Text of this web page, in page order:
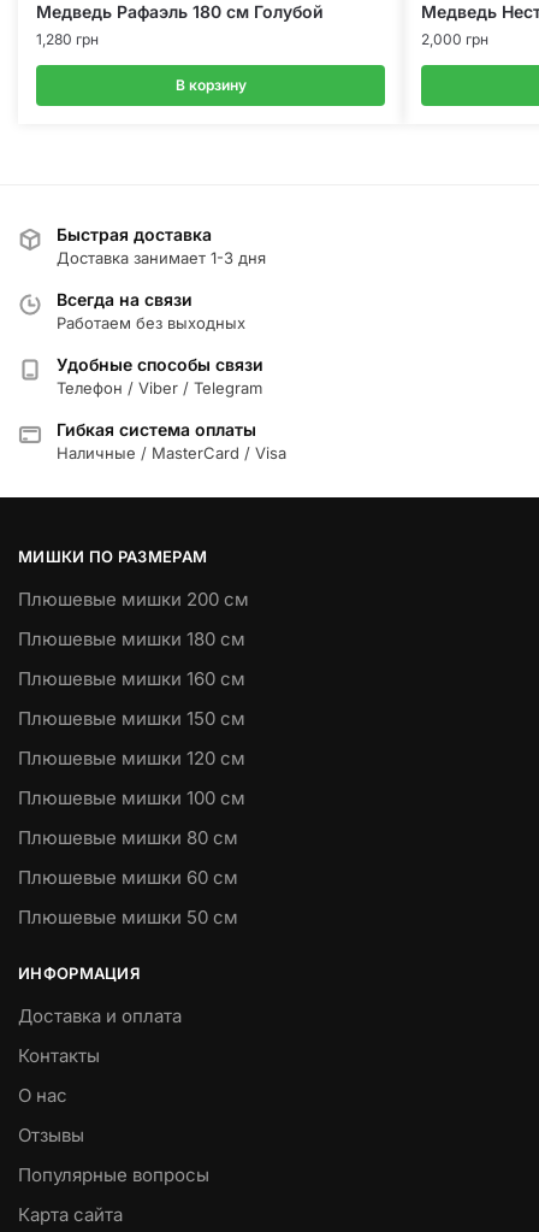
Медведь Рафаэль 180 см Голубой
1,280 грн
В корзину
Медведь
2,000 грн
Быстрая доставка
Доставка занимает 1-3 дня
Всегда на связи
Работаем без выходных
Удобные способы связи
Телефон / Viber / Telegram
Гибкая система оплаты
Наличные / MasterCard / Visa
МИШКИ ПО РАЗМЕРАМ
Плюшевые мишки 200 см
Плюшевые мишки 180 см
Плюшевые мишки 160 см
Плюшевые мишки 150 см
Плюшевые мишки 120 см
Плюшевые мишки 100 см
Плюшевые мишки 80 см
Плюшевые мишки 60 см
Плюшевые мишки 50 см
ИНФОРМАЦИЯ
Доставка и оплата
Контакты
О нас
Отзывы
Популярные вопросы
Карта сайта